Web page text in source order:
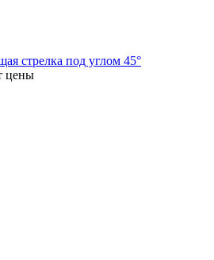
стрелка под углом 45°
цены